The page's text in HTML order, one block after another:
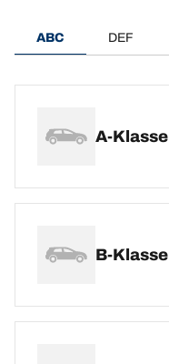
ABC DEF
A-Klasse
B-Klasse